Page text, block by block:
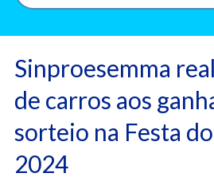
Sinproesemma
de carros aos
sorteio na Festa
2024